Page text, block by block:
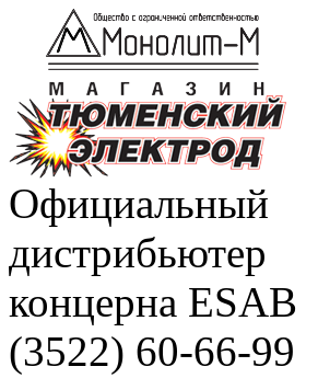
Официальный
дистрибьютер
концерна ESAB
(3522) 60-66-99